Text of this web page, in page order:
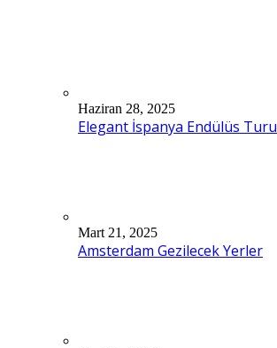
Haziran 28, 2025
Elegant İspanya Endülüs Turu
Mart 21, 2025
Amsterdam Gezilecek Yerler